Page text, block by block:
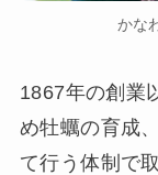
かな
1867年の創業
め牡蠣の育成
て行う体制で